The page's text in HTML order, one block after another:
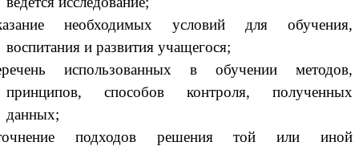
необходимых условий для обучения,
воспитания и развития учащегося;
использованных в обучении методов,
принципов, способов контроля, полученных
данных;
подходов решения той или иной